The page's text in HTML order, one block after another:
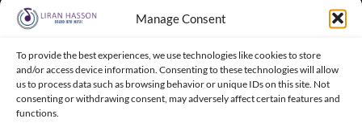
Manage Consent
To provide the best experiences, we use technologies like cookies to store
and/or access device information. Consenting to these technologies will allow
us to process data such as browsing behavior or unique IDs on this site. Not
consenting or withdrawing consent, may adversely affect certain features and
functions.
My dedicated website as a wedding Singer
Wedding Tips for Engaged Couples
Wedding tips facebook group for engaged couples
Balloncini
My wife's business - balloons for wedding